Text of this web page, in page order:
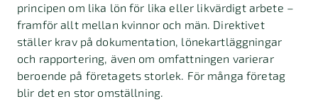
principen om lika lön för lika eller likvärdigt arbete –
framför allt mellan kvinnor och män. Direktivet
ställer krav på dokumentation, lönekartläggningar
och rapportering, även om omfattningen varierar
beroende på företagets storlek. För många företag
blir det en stor omställning.